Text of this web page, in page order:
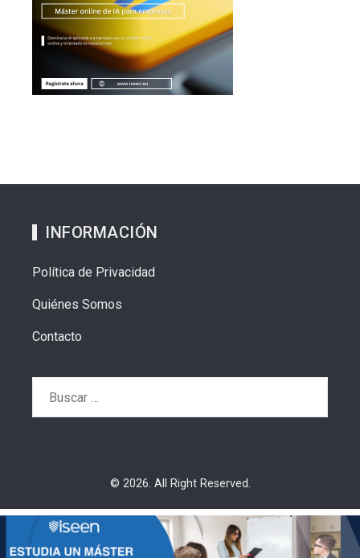
INFORMACIÓN
Política de Privacidad
Quiénes Somos
Contacto
© 2026. All Right Reserved.